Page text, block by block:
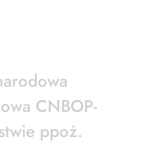
CNBOP-
ppoż.